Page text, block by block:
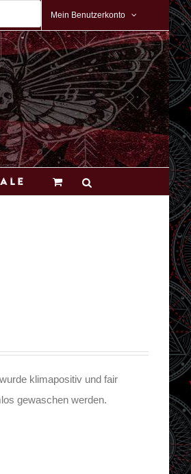
Mein Benutzerkonto
klimapositiv und fair
gewaschen werden.